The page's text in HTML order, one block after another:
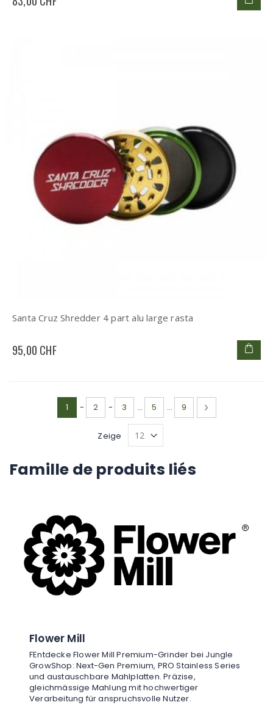
Santa Cruz Shredder 4 part alu large rasta
95,00 CHF
Seite
Sie lesen gerade die Seite
1 - Seite
2 - Seite
3 ... 5 ... Seite
9 Seite
Weiter
Zeige
Famille de produits liés
Flower Mill
FEntdecke Flower Mill Premium-Grinder bei Jungle
GrowShop: Next-Gen Premium, PRO Stainless Series
und austauschbare Mahlplatten. Präzise,
gleichmässige Mahlung mit hochwertiger
Verarbeitung für anspruchsvolle Nutzer.